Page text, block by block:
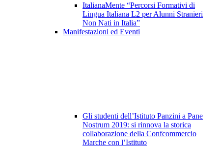
ItalianaMente “Percorsi Formativi di
Lingua Italiana L2 per Alunni Stranieri
Non Nati in Italia”
Manifestazioni ed Eventi
Gli studenti dell’Istituto Panzini a Pane
Nostrum 2019: si rinnova la storica
collaborazione della Confcommercio
Marche con l’Istituto